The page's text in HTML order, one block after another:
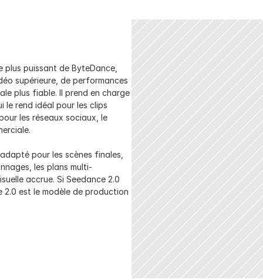
plus puissant de ByteDance,
supérieure, de performances
plus fiable. Il prend en charge
rend idéal pour les clips
les réseaux sociaux, le
pour les scènes finales,
les plans multi-
accrue. Si Seedance 2.0
2.0 est le modèle de production